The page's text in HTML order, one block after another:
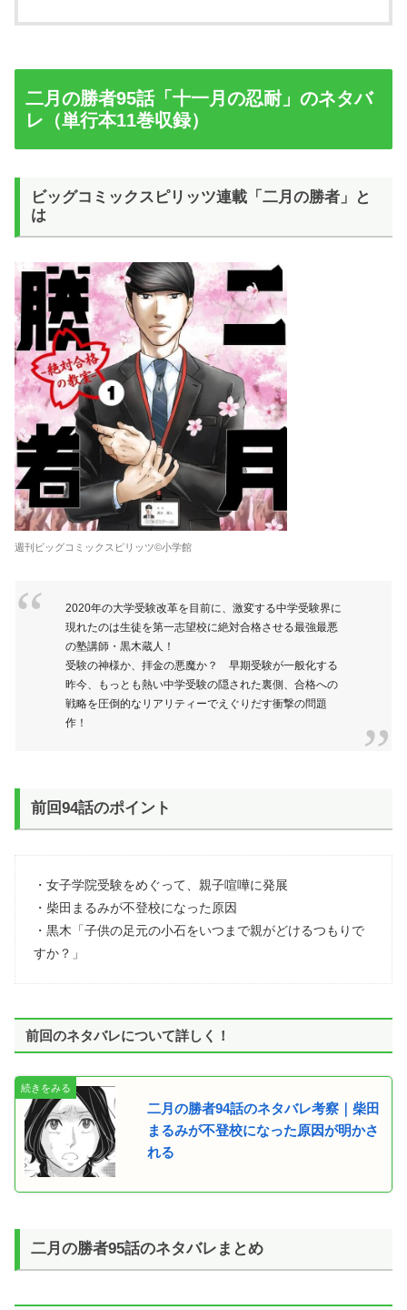
二月の勝者95話「十一月の忍耐」のネタバ
レ（単行本11巻収録）
ビッグコミックスピリッツ連載「二月の勝者」と
は
週刊ビッグコミックスピリッツ©小学館
2020年の大学受験改革を目前に、激変する中学受験界に
現れたのは生徒を第一志望校に絶対合格させる最強最悪
の塾講師・黒木蔵人！
受験の神様か、拝金の悪魔か？ 早期受験が一般化する
昨今、もっとも熱い中学受験の隠された裏側、合格への
戦略を圧倒的なリアリティーでえぐりだす衝撃の問題
作！
前回94話のポイント
・女子学院受験をめぐって、親子喧嘩に発展
・柴田まるみが不登校になった原因
・黒木「子供の足元の小石をいつまで親がどけるつもりで
すか？」
前回のネタバレについて詳しく！
二月の勝者94話のネタバレ考察｜柴田
まるみが不登校になった原因が明かさ
れる
二月の勝者95話のネタバレまとめ